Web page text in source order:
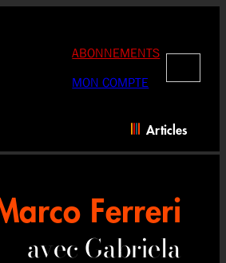
ABONNEMENTS
MON COMPTE
Articles
Ferreri
avec Gabriela